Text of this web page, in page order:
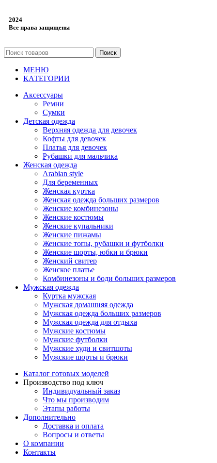
2024
Все права защищены
Поиск
МЕНЮ
КАТЕГОРИИ
Аксессуары
Ремни
Сумки
Детская одежда
Верхняя одежда для девочек
Кофты для девочек
Платья для девочек
Рубашки для мальчика
Женская одежда
Arabian style
Для беременных
Женская куртка
Женская одежда больших размеров
Женские комбинезоны
Женские костюмы
Женские купальники
Женские пижамы
Женские топы, рубашки и футболки
Женские шорты, юбки и брюки
Женский свитер
Женское платье
Комбинезоны и боди больших размеров
Мужская одежда
Куртка мужская
Мужская домашняя одежда
Мужская одежда больших размеров
Мужская одежда для отдыха
Мужские костюмы
Мужские футболки
Мужские худи и свитшоты
Мужские шорты и брюки
Каталог готовых моделей
Производство под ключ
Индивидуальный заказ
Что мы производим
Этапы работы
Дополнительно
Доставка и оплата
Вопросы и ответы
О компании
Контакты